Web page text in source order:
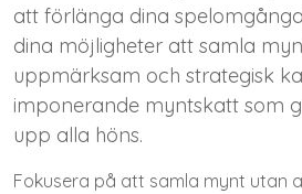
att förlänga dina
dina möjligheter att samla
uppmärksam och strategisk
imponerande myntskatt som
upp alla höns.
Fokusera på att samla mynt utan